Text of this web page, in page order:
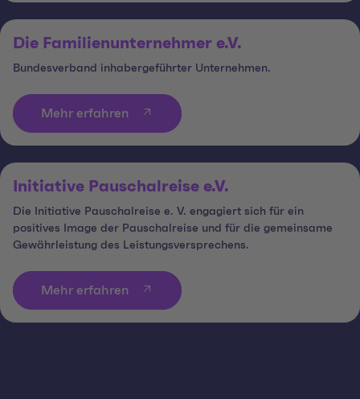
Die Familienunternehmer e.V.
Bundesverband inhabergeführter Unternehmen.
Mehr erfahren
Initiative Pauschalreise e.V.
Die Initiative Pauschalreise e. V. engagiert sich für ein
positives Image der Pauschalreise und für die gemeinsame
Gewährleistung des Leistungsversprechens.
Mehr erfahren